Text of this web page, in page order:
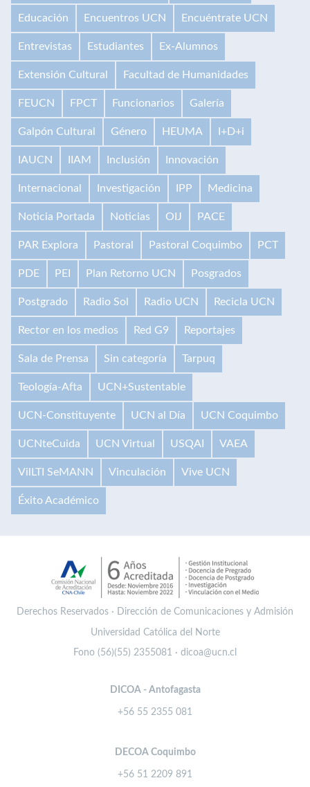
Educación Encuentros UCN Encuéntrate UCN
Entrevistas Estudiantes Ex-Alumnos
Extensión Cultural Facultad de Humanidades
FEUCN FPCT Funcionarios Galería
Galpón Cultural Género HEUMA I+D+i
IAUCN IIAM Inclusión Innovación
Internacional Investigación IPP Medicina
Noticia Portada Noticias OIJ PACE
PAR Explora Pastoral Pastoral Coquimbo PCT
PDE PEI Plan Retorno UCN Posgrados
Postgrado Radio Sol Radio UCN Recicla UCN
Rector en los medios Red G9 Reportajes
Sala de Prensa Sin categoría Tarpuq
Teología-Afta UCN+Sustentable
UCN-Constituyente UCN al Día UCN Coquimbo
UCNteCuida UCN Virtual USQAI VAEA
VilLTI SeMANN Vinculación Vive UCN
Éxito Académico
Derechos Reservados · Dirección de Comunicaciones y Admisión
Universidad Católica del Norte
Fono (56)(55) 2355081 · dicoa@ucn.cl
DICOA - Antofagasta
+56 55 2355 081
DECOA Coquimbo
+56 51 2209 891